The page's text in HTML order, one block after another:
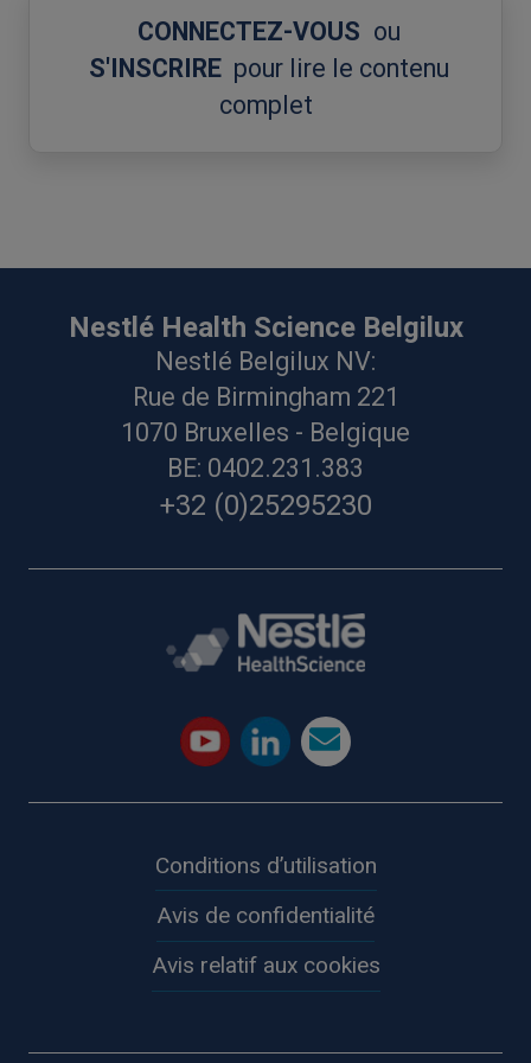
CONNECTEZ-VOUS ou
S'INSCRIRE pour lire le contenu
complet
Nestlé Health Science Belgilux
Nestlé Belgilux NV:
Rue de Birmingham 221
1070 Bruxelles - Belgique
BE: 0402.231.383
+32 (0)25295230
Conditions d’utilisation
Avis de confidentialité
Avis relatif aux cookies